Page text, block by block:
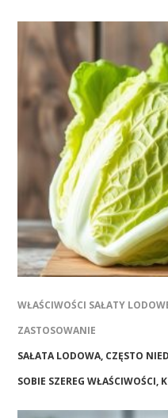
WŁAŚCIWOŚCI SAŁATY
ZASTOSOWANIE
SAŁATA LODOWA, CZĘSTO
SOBIE SZEREG WŁAŚCIWOŚCI,